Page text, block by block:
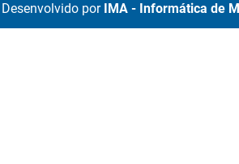
Desenvolvido por IMA - Informática de